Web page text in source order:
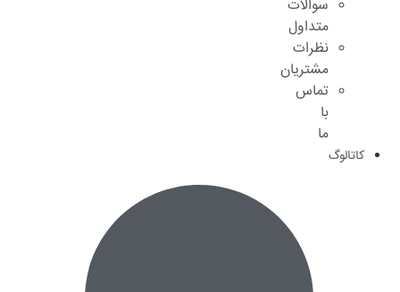
سوالات
متداول
نظرات
مشتریان
تماس
با
ما
کاتالوگ